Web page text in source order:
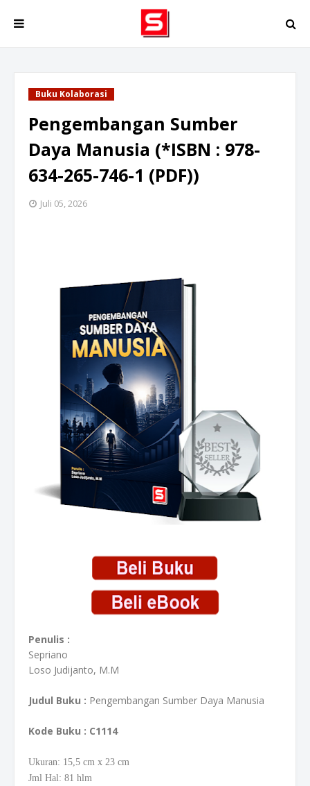
Buku Kolaborasi
Pengembangan Sumber
Daya Manusia (*ISBN : 978-
634-265-746-1 (PDF))
Juli 05, 2026
Penulis :
Sepriano
Loso Judijanto, M.M
Judul Buku : Pengembangan Sumber Daya Manusia
Kode Buku : C1114
Ukuran: 15,5 cm x 23 cm
Jml Hal: 81 hlm